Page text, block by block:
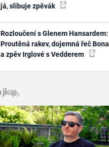
já, slibuje zpěvák
Rozloučení s Glenem Hansardem:
Proutěná rakev, dojemná řeč Bona
a zpěv Irglové s Vedderem